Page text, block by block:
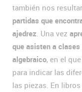
también nos
partidas que
ajedrez . Una vez
que asisten a
algebraico, en el
para indicar las
las piezas. En